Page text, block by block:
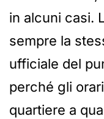
in alcuni casi.
sempre la
ufficiale del
perché gli
quartiere a